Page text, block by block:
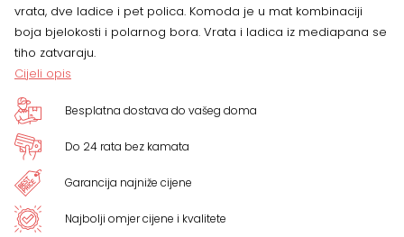
vrata, dve ladice i pet polica. Komoda je u mat kombinaciji
boja bjelokosti i polarnog bora. Vrata i ladica iz mediapana se
tiho zatvaraju.
Cijeli opis
Besplatna dostava do vašeg doma
Do 24 rata bez kamata
Garancija najniže cijene
Najbolji omjer cijene i kvalitete